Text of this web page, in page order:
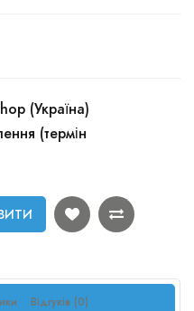
(Україна)
(термін
Відгуків (0)